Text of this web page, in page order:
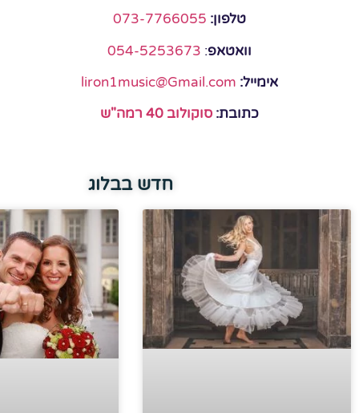
טלפון: 073-7766055
וואטאפ:
054-5253673
אימייל: liron1music@Gmail.com
כתובת: סוקולוב 40 רמה"ש
חדש בבלוג